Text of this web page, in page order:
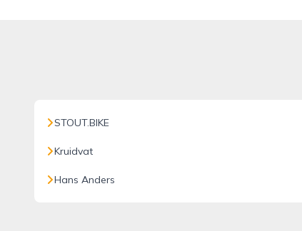
STOUT.BIKE
Kruidvat
Hans Anders